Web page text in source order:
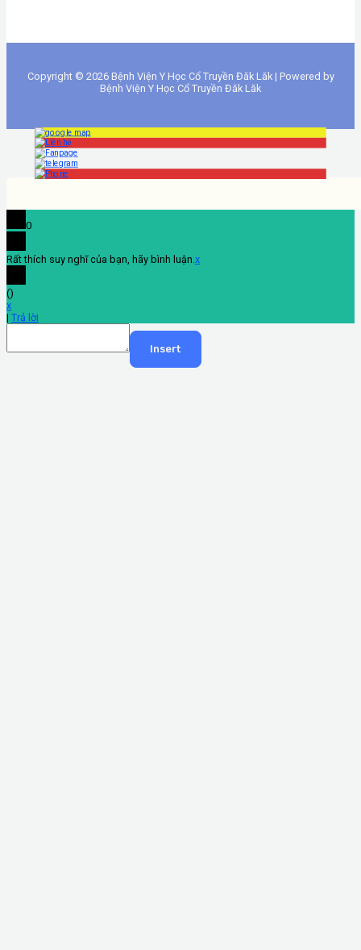
Copyright © 2026 Bệnh Viện Y Học Cổ Truyền Đăk Lăk | Powered by
Bệnh Viện Y Học Cổ Truyền Đăk Lăk
0
Rất thích suy nghĩ của bạn, hãy bình luận. x
()
x
| Trả lời
Insert